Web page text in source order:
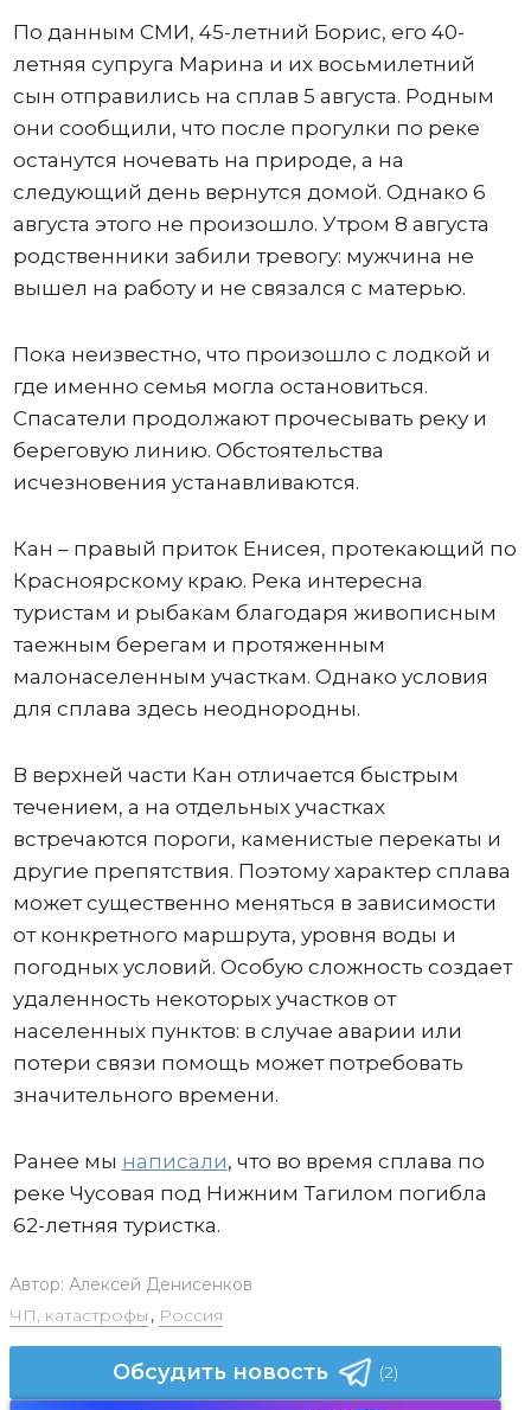
По данным СМИ, 45-летний Борис, его 40-
летняя супруга Марина и их восьмилетний
сын отправились на сплав 5 августа. Родным
они сообщили, что после прогулки по реке
останутся ночевать на природе, а на
следующий день вернутся домой. Однако 6
августа этого не произошло. Утром 8 августа
родственники забили тревогу: мужчина не
вышел на работу и не связался с матерью.
Пока неизвестно, что произошло с лодкой и
где именно семья могла остановиться.
Спасатели продолжают прочесывать реку и
береговую линию. Обстоятельства
исчезновения устанавливаются.
Кан – правый приток Енисея, протекающий по
Красноярскому краю. Река интересна
туристам и рыбакам благодаря живописным
таежным берегам и протяженным
малонаселенным участкам. Однако условия
для сплава здесь неоднородны.
В верхней части Кан отличается быстрым
течением, а на отдельных участках
встречаются пороги, каменистые перекаты и
другие препятствия. Поэтому характер сплава
может существенно меняться в зависимости
от конкретного маршрута, уровня воды и
погодных условий. Особую сложность создает
удаленность некоторых участков от
населенных пунктов: в случае аварии или
потери связи помощь может потребовать
значительного времени.
Ранее мы написали, что во время сплава по
реке Чусовая под Нижним Тагилом погибла
62-летняя туристка.
Автор: Алексей Денисенков
ЧП, катастрофы , Россия
Обсудить новость (2)